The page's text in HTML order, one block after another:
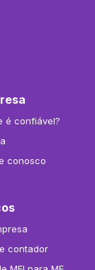
é confiável?
conosco
contador